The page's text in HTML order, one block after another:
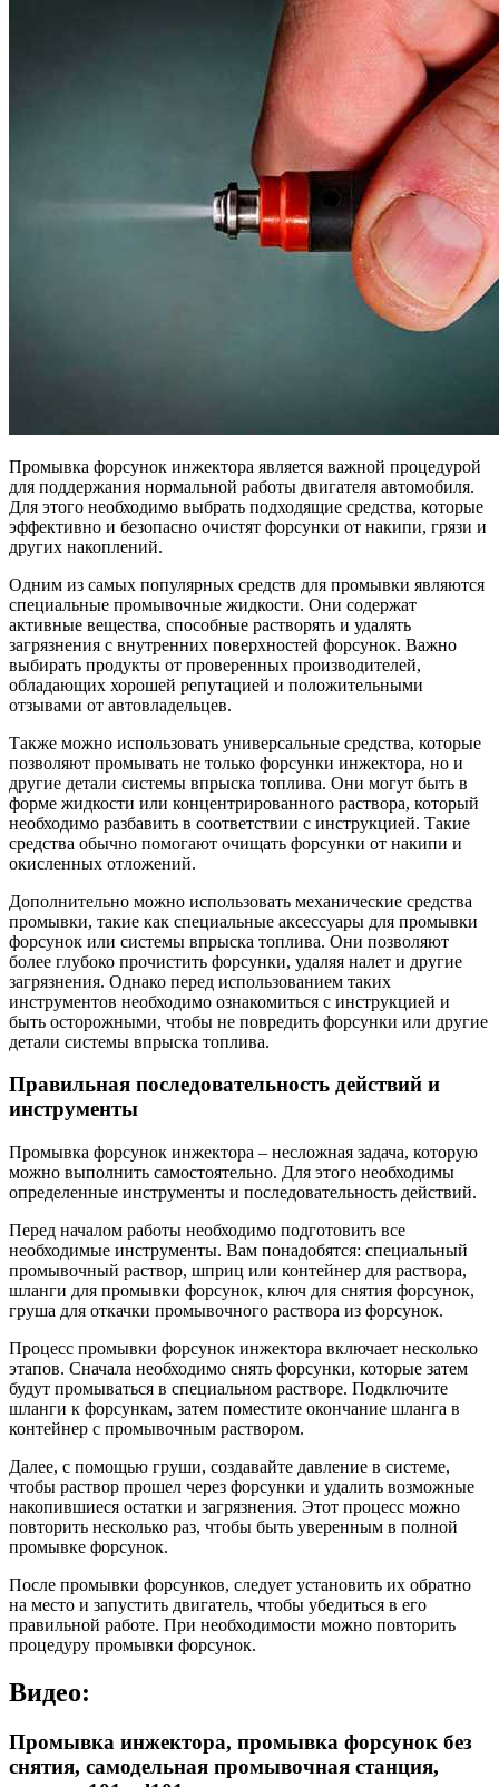
Промывка форсунок инжектора является важной процедурой
для поддержания нормальной работы двигателя автомобиля.
Для этого необходимо выбрать подходящие средства, которые
эффективно и безопасно очистят форсунки от накипи, грязи и
других накоплений.
Одним из самых популярных средств для промывки являются
специальные промывочные жидкости. Они содержат
активные вещества, способные растворять и удалять
загрязнения с внутренних поверхностей форсунок. Важно
выбирать продукты от проверенных производителей,
обладающих хорошей репутацией и положительными
отзывами от автовладельцев.
Также можно использовать универсальные средства, которые
позволяют промывать не только форсунки инжектора, но и
другие детали системы впрыска топлива. Они могут быть в
форме жидкости или концентрированного раствора, который
необходимо разбавить в соответствии с инструкцией. Такие
средства обычно помогают очищать форсунки от накипи и
окисленных отложений.
Дополнительно можно использовать механические средства
промывки, такие как специальные аксессуары для промывки
форсунок или системы впрыска топлива. Они позволяют
более глубоко прочистить форсунки, удаляя налет и другие
загрязнения. Однако перед использованием таких
инструментов необходимо ознакомиться с инструкцией и
быть осторожными, чтобы не повредить форсунки или другие
детали системы впрыска топлива.
Правильная последовательность действий и
инструменты
Промывка форсунок инжектора – несложная задача, которую
можно выполнить самостоятельно. Для этого необходимы
определенные инструменты и последовательность действий.
Перед началом работы необходимо подготовить все
необходимые инструменты. Вам понадобятся: специальный
промывочный раствор, шприц или контейнер для раствора,
шланги для промывки форсунок, ключ для снятия форсунок,
груша для откачки промывочного раствора из форсунок.
Процесс промывки форсунок инжектора включает несколько
этапов. Сначала необходимо снять форсунки, которые затем
будут промываться в специальном растворе. Подключите
шланги к форсункам, затем поместите окончание шланга в
контейнер с промывочным раствором.
Далее, с помощью груши, создавайте давление в системе,
чтобы раствор прошел через форсунки и удалить возможные
накопившиеся остатки и загрязнения. Этот процесс можно
повторить несколько раз, чтобы быть уверенным в полной
промывке форсунок.
После промывки форсунков, следует установить их обратно
на место и запустить двигатель, чтобы убедиться в его
правильной работе. При необходимости можно повторить
процедуру промывки форсунок.
Видео:
Промывка инжектора, промывка форсунок без
снятия, самодельная промывочная станция,